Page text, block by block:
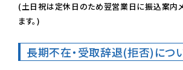
(土日祝は定休日のため翌営業日に振込案内
ます。)
長期不在・受取辞退(拒否)につ